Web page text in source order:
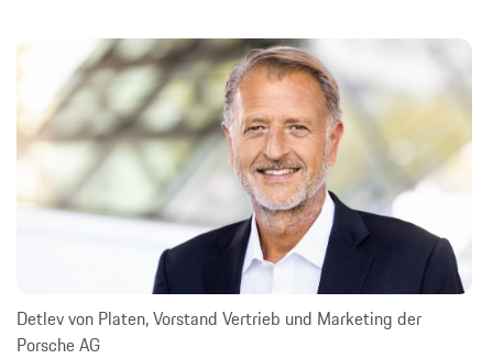
Detlev von Platen, Vorstand Vertrieb und Marketing der
Porsche AG